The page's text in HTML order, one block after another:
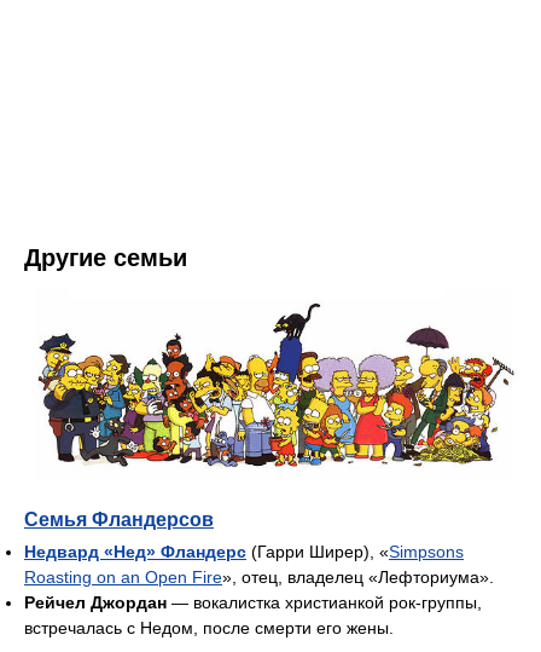
Другие семьи
Семья Фландерсов
Недвард «Нед» Фландерс (Гарри Ширер), «Simpsons
Roasting on an Open Fire», отец, владелец «Лефториума».
Рейчел Джордан — вокалистка христианкой рок-группы,
встречалась с Недом, после смерти его жены.